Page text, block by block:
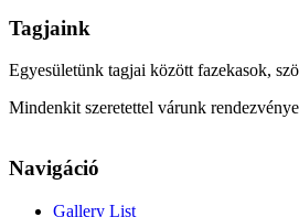
Tagjaink
Egyesületünk tagjai között fazekasok,
Mindenkit szeretettel várunk
Navigáció
Gallery List